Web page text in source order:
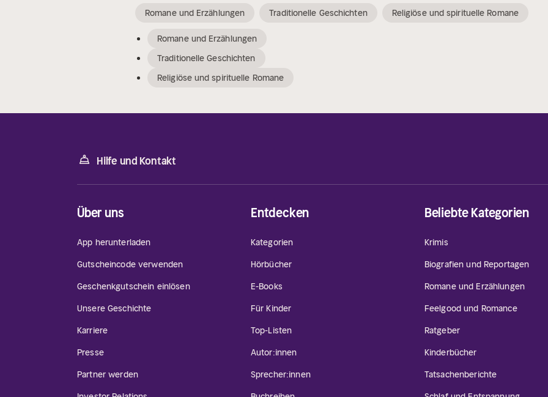
Romane und Erzählungen Traditionelle Geschichten Religiöse und spirituelle Romane
Romane und Erzählungen
Traditionelle Geschichten
Religiöse und spirituelle Romane
Hilfe und Kontakt
Über uns
App herunterladen
Gutscheincode verwenden
Geschenkgutschein einlösen
Unsere Geschichte
Karriere
Presse
Partner werden
Entdecken
Kategorien
Hörbücher
E-Books
Für Kinder
Top-Listen
Autor:innen
Sprecher:innen
Beliebte Kategorien
Krimis
Biografien und Reportagen
Romane und Erzählungen
Feelgood und Romance
Ratgeber
Kinderbücher
Tatsachenberichte